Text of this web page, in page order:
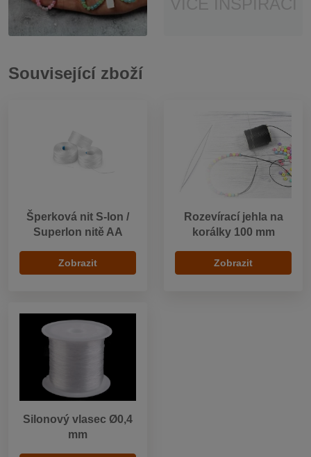
Související zboží
Šperková nit S-lon /
Superlon nitě AA
Zobrazit
Rozevírací jehla na
korálky 100 mm
Zobrazit
Silonový vlasec Ø0,4
mm